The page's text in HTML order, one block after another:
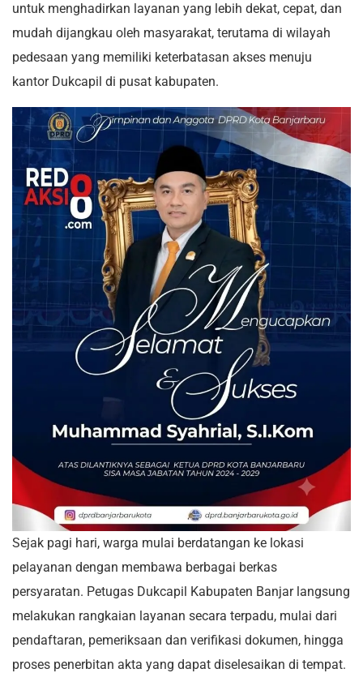
untuk menghadirkan layanan yang lebih dekat, cepat, dan
mudah dijangkau oleh masyarakat, terutama di wilayah
pedesaan yang memiliki keterbatasan akses menuju
kantor Dukcapil di pusat kabupaten.
Sejak pagi hari, warga mulai berdatangan ke lokasi
pelayanan dengan membawa berbagai berkas
persyaratan. Petugas Dukcapil Kabupaten Banjar langsung
melakukan rangkaian layanan secara terpadu, mulai dari
pendaftaran, pemeriksaan dan verifikasi dokumen, hingga
proses penerbitan akta yang dapat diselesaikan di tempat.